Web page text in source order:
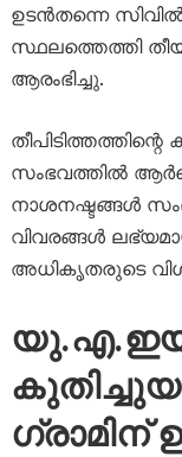
ഉടൻതന്നെ
സ്ഥലത്തെത്തി
ആരംഭിച്ചു.
സംഭവത്തിൽ
നാശനഷ്ടങ്ങൾ
വിവരങ്ങൾ
അധികൃതരുടെ
ഗ്രാമിന്